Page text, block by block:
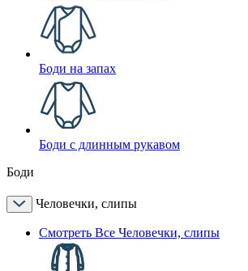
Боди на запах
Боди с длинным рукавом
Боди
Человечки, слипы
Смотреть Все Человечки, слипы